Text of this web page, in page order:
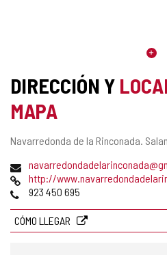
DIRECCIÓN Y
MAPA
Dirección
Navarredonda de la Rinconada.
Dirección
de
correo
Página
Web
http://
Teléfonos
923 450 695
CÓMO LLEGAR